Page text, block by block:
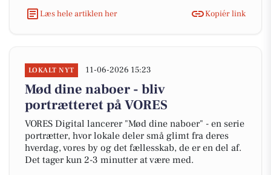
Læs hele artiklen her
Kopiér link
LOKALT NYT 11-06-2026 15:23
Mød dine naboer - bliv
portrætteret på VORES
VORES Digital lancerer "Mød dine naboer" - en serie
portrætter, hvor lokale deler små glimt fra deres
hverdag, vores by og det fællesskab, de er en del af.
Det tager kun 2-3 minutter at være med.